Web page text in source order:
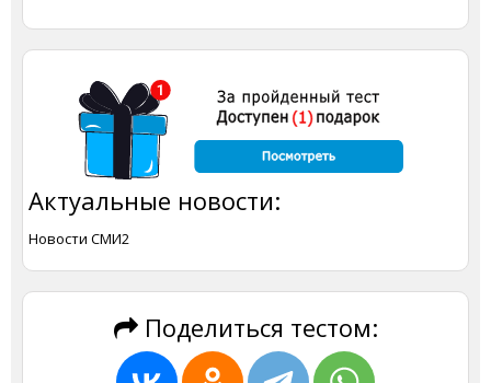
Актуальные новости:
Новости СМИ2
Поделиться тестом: